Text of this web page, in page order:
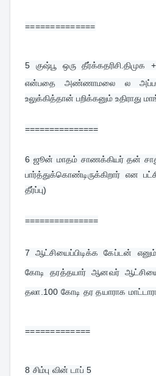
==============
5 குஷ்பூ ஒரு
என்பதை அண்ணாமலை ல
உலுக்கித்தான் பறிக்கனும் உதிராது
===============
6 ஜூன் மாதம் சாணக்கியர் தன்
பார்த்துக்கொண்டிருக்கிறார் என
தீர்ப்பு)
===============
7 ஆட்சியைப்பிடிக்க கேப்டன்
கோடி தரத்தயார் ஆனவர்
தலா.100 கோடி தர தயாராக
=============
8 சிம்பு வின் டாப் 5